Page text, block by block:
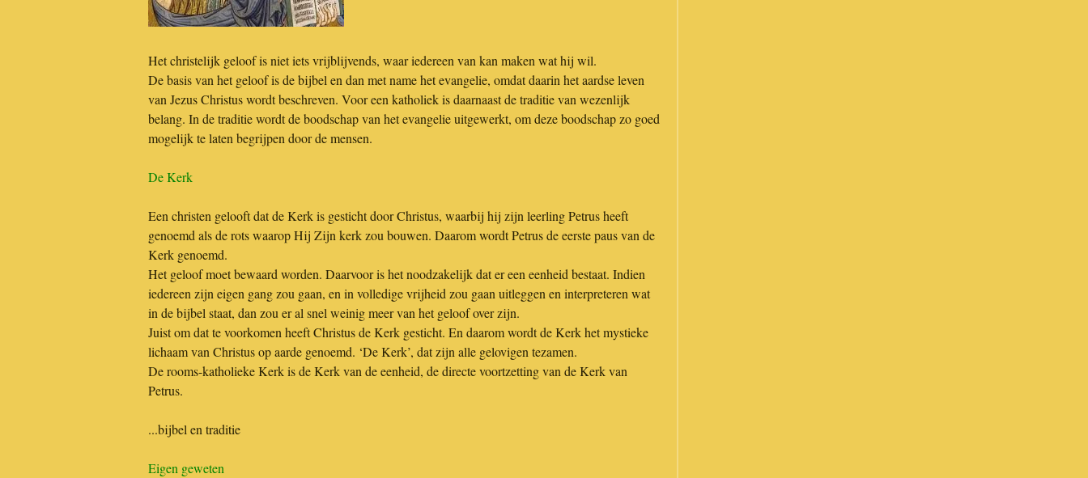
Het christelijk geloof is niet iets vrijblijvends, waar iedereen van kan maken wat hij wil.
De basis van het geloof is de bijbel en dan met name het evangelie, omdat daarin het aardse leven
van Jezus Christus wordt beschreven. Voor een katholiek is daarnaast de traditie van wezenlijk
belang. In de traditie wordt de boodschap van het evangelie uitgewerkt, om deze boodschap zo goed
mogelijk te laten begrijpen door de mensen.
De Kerk
Een christen gelooft dat de Kerk is gesticht door Christus, waarbij hij zijn leerling Petrus heeft
genoemd als de rots waarop Hij Zijn kerk zou bouwen. Daarom wordt Petrus de eerste paus van de
Kerk genoemd.
Het geloof moet bewaard worden. Daarvoor is het noodzakelijk dat er een eenheid bestaat. Indien
iedereen zijn eigen gang zou gaan, en in volledige vrijheid zou gaan uitleggen en interpreteren wat
in de bijbel staat, dan zou er al snel weinig meer van het geloof over zijn.
Juist om dat te voorkomen heeft Christus de Kerk gesticht. En daarom wordt de Kerk het mystieke
lichaam van Christus op aarde genoemd. ‘De Kerk’, dat zijn alle gelovigen tezamen.
De rooms-katholieke Kerk is de Kerk van de eenheid, de directe voortzetting van de Kerk van
Petrus.
...bijbel en traditie
Eigen geweten